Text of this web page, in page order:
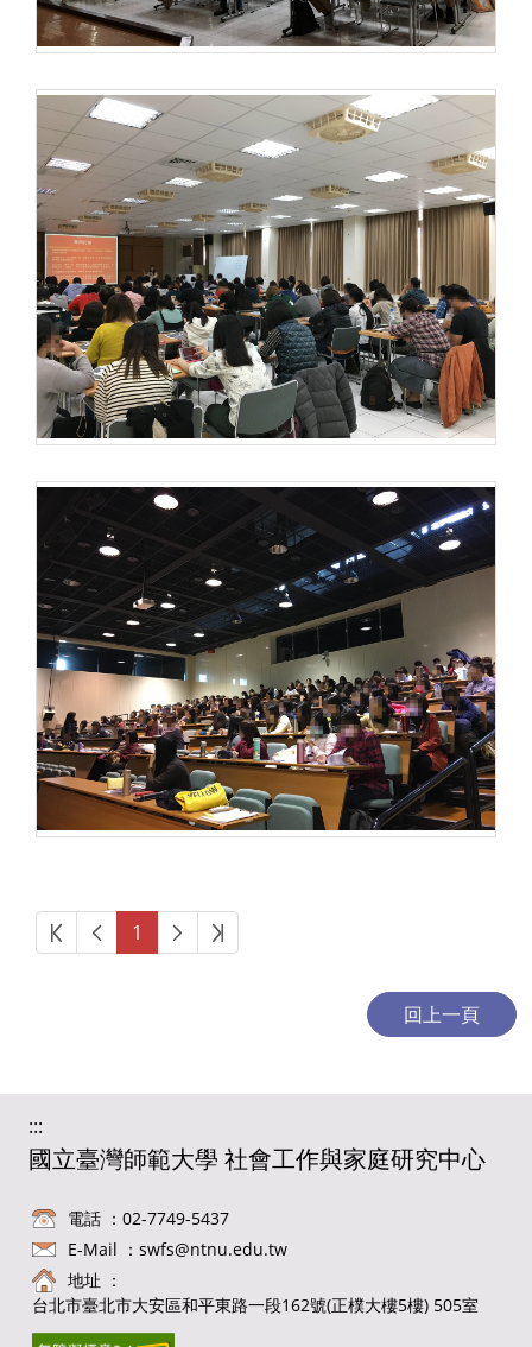
第一頁上一頁
1 下一頁最後頁
:::
國立臺灣師範大學 社會工作與家庭研究中心
電話 ：02-7749-5437
E-Mail ： swfs@ntnu.edu.tw
地址 ：
台北市臺北市大安區和平東路一段162號(正樸大樓5樓) 505室